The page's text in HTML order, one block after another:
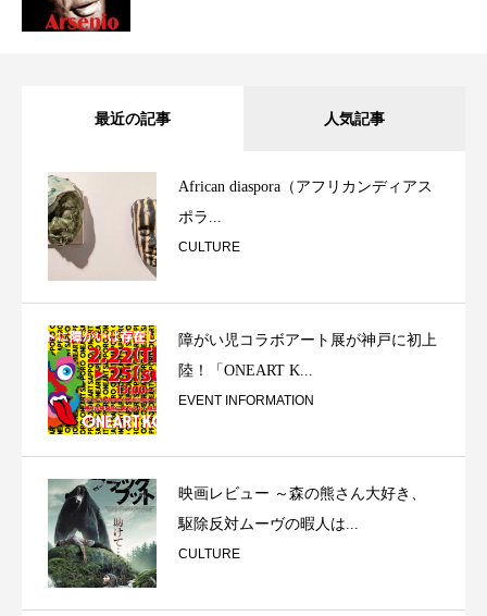
最近の記事 人気記事
African diaspora（アフリカンディアス
ポラ...
CULTURE
障がい児コラボアート展が神戸に初上
陸！「ONEART K...
EVENT INFORMATION
映画レビュー ～森の熊さん大好き、
駆除反対ムーヴの暇人は...
CULTURE